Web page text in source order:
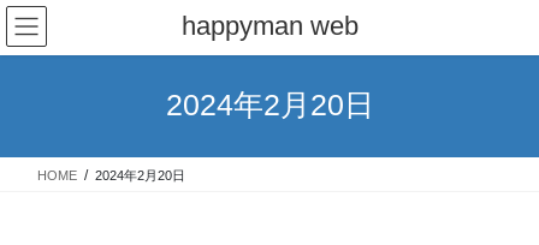
コ
ン
テ
ス
ナ
ビ
ゲ
ン
happyman web
2024年2月20日
HOME 2024年2月20日